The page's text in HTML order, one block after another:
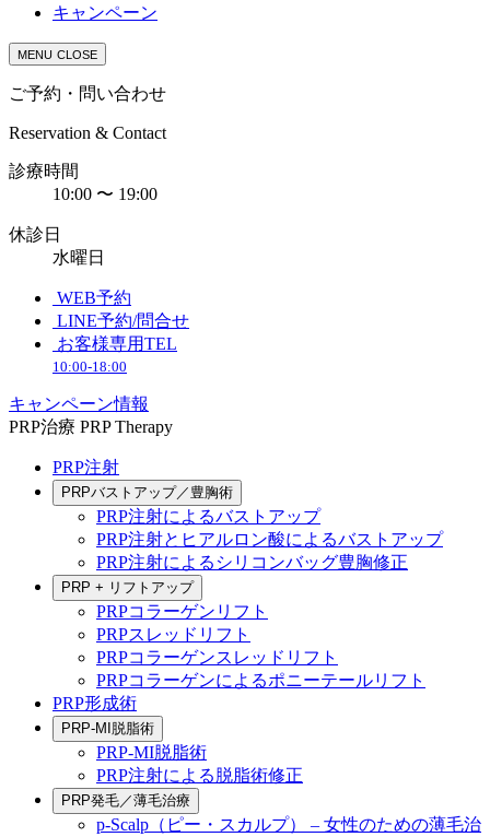
キャンペーン
MENU CLOSE
ご予約・問い合わせ
Reservation & Contact
診療時間
10:00 〜 19:00
休診日
水曜日
WEB予約
LINE予約/問合せ
お客様専用TEL
10:00-18:00
キャンペーン情報
PRP治療 PRP Therapy
PRP注射
PRPバストアップ／豊胸術
PRP注射によるバストアップ
PRP注射とヒアルロン酸によるバストアップ
PRP注射によるシリコンバッグ豊胸修正
PRP + リフトアップ
PRPコラーゲンリフト
PRPスレッドリフト
PRPコラーゲンスレッドリフト
PRPコラーゲンによるポニーテールリフト
PRP形成術
PRP-MI脱脂術
PRP-MI脱脂術
PRP注射による脱脂術修正
PRP発毛／薄毛治療
p-Scalp（ピー・スカルプ） – 女性のための薄毛治